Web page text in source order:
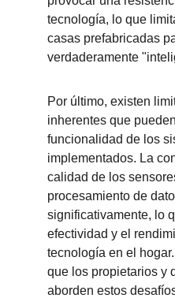
tecnología, lo que
casas prefabricadas
verdaderamente
Por último, existen
inherentes que
funcionalidad de los
implementados. La
calidad de los
procesamiento de
significativamente, lo
efectividad y el
tecnología en el
que los propietarios y
aborden estos